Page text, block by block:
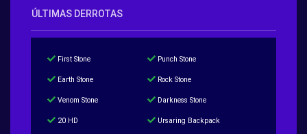
ÚLTIMAS DERROTAS
First Stone Punch Stone
Earth Stone Rock Stone
Venom Stone Darkness Stone
20 HD Ursaring Backpack